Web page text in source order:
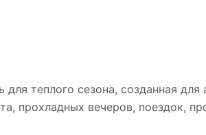
теплого сезона, созданная для
прохладных вечеров, поездок,